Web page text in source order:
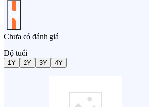
Chưa có đánh giá
Độ tuổi
1Y 2Y 3Y 4Y